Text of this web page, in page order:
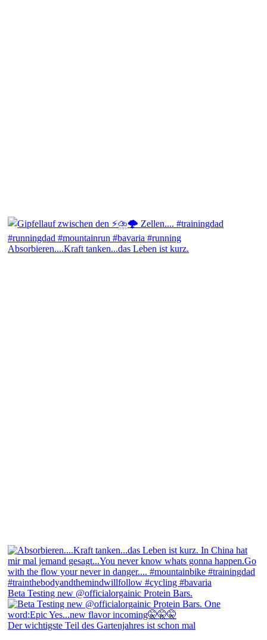
Absorbieren....Kraft tanken...das Leben ist kurz.
Beta Testing new @officialorgainic Protein Bars.
Der wichtigste Teil des Gartenjahres ist schon mal